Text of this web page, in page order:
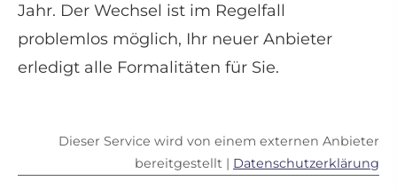
Jahr. Der Wechsel ist im Regelfall
problemlos möglich, Ihr neuer Anbieter
erledigt alle Formalitäten für Sie.
Dieser Service wird von einem externen Anbieter
bereitgestellt | Datenschutzerklärung